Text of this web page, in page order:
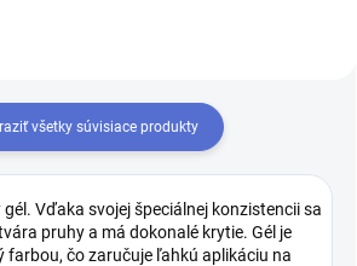
všetky súvisiace produkty
Vďaka svojej špeciálnej konzistencii sa
pruhy a má dokonalé krytie. Gél je
farbou, čo zaručuje ľahkú aplikáciu na